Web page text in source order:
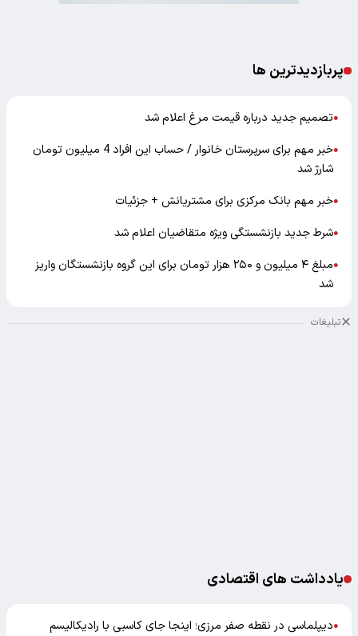
پربازدیدترین ها
●تصمیم جدید درباره قیمت مرغ اعلام شد
●
خبر مهم برای سرپرستان خانوار / حساب این افراد 4 میلیون تومان
شارژ شد
●خبر مهم بانک مرکزی برای مشتریانش + جزئیات
●شرط جدید بازنشستگی ویژه متقاضیان اعلام شد
●
مبلغ ۴ میلیون و ۲۵۰ هزار تومان برای این گروه بازنشستگان واریز
شد
تبلیغات
یادداشت های اقتصادی
●دیپلماسی در نقطه صفر مرزی؛ اینجا جای کاسبی با رادیکالیسم